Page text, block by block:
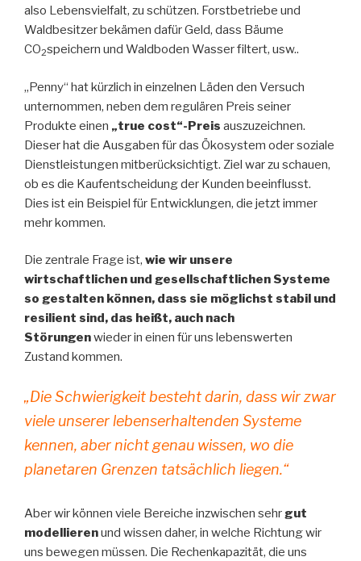
also Lebensvielfalt, zu schützen. Forstbetriebe und
Waldbesitzer bekämen dafür Geld, dass Bäume
CO2speichern und Waldboden Wasser filtert, usw..
„Penny“ hat kürzlich in einzelnen Läden den Versuch
unternommen, neben dem regulären Preis seiner
Produkte einen „true cost“-Preis auszuzeichnen.
Dieser hat die Ausgaben für das Ökosystem oder soziale
Dienstleistungen mitberücksichtigt. Ziel war zu schauen,
ob es die Kaufentscheidung der Kunden beeinflusst.
Dies ist ein Beispiel für Entwicklungen, die jetzt immer
mehr kommen.
Die zentrale Frage ist, wie wir unsere
wirtschaftlichen und gesellschaftlichen Systeme
so gestalten können, dass sie möglichst stabil und
resilient sind, das heißt, auch nach
Störungenwieder in einen für uns lebenswerten
Zustand kommen.
„Die Schwierigkeit besteht darin, dass wir zwar
viele unserer lebenserhaltenden Systeme
kennen, aber nicht genau wissen, wo die
planetaren Grenzen tatsächlich liegen.“
Aber wir können viele Bereiche inzwischen sehrgut
modellierenund wissen daher, in welche Richtung wir
uns bewegen müssen. Die Rechenkapazität, die uns